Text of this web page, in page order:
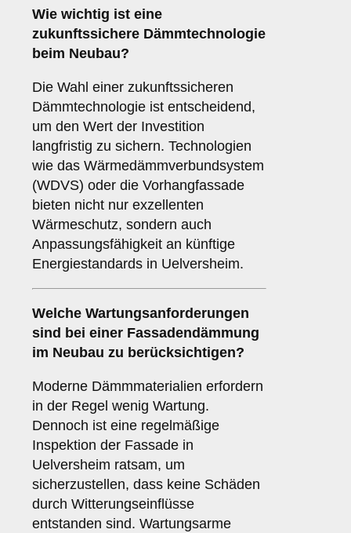
Wie wichtig ist eine
zukunftssichere Dämmtechnologie
beim Neubau?
Die Wahl einer zukunftssicheren
Dämmtechnologie ist entscheidend,
um den Wert der Investition
langfristig zu sichern. Technologien
wie das Wärmedämmverbundsystem
(WDVS) oder die Vorhangfassade
bieten nicht nur exzellenten
Wärmeschutz, sondern auch
Anpassungsfähigkeit an künftige
Energiestandards in Uelversheim.
Welche Wartungsanforderungen
sind bei einer Fassadendämmung
im Neubau zu berücksichtigen?
Moderne Dämmmaterialien erfordern
in der Regel wenig Wartung.
Dennoch ist eine regelmäßige
Inspektion der Fassade in
Uelversheim ratsam, um
sicherzustellen, dass keine Schäden
durch Witterungseinflüsse
entstanden sind. Wartungsarme